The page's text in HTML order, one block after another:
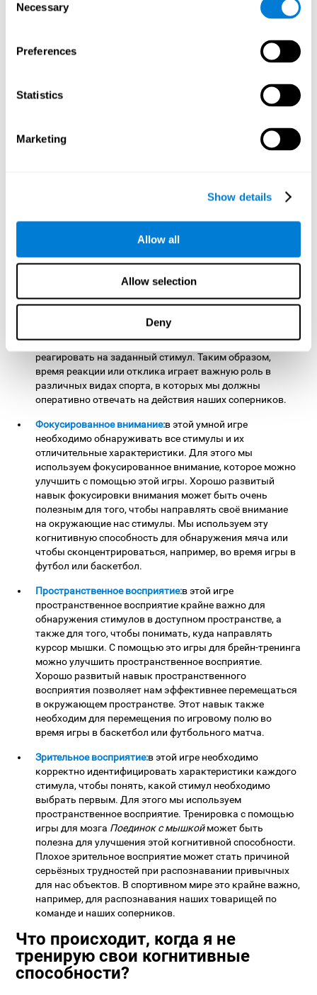
Selection
Necessary
Preferences
Statistics
Marketing
Show details
Allow all
Allow selection
Deny
мы должны оперативно адаптироваться к перемене
когнитивные способности:
Мониторинг:
для достижения цели нам необходимо
убедиться в том, что мы выполняем все требования, для
когнитивную способность. Хорошая способность к
мониторингу позволяет нам осознавать, когда мы
отклоняемся от наших целей. Мы используем этот
когнитивный навык, чтобы убедиться в том, что мы
действуем так, как планировали, например, в
соответствии с установленной игровой стратегией.
в этой развивающей игре время
ограничено, поэтому нам следует как можно быстрее
, мы стимулируем время реакции или отклика.
Укрепление этой способности позволяет нам быстрее
реагировать на заданный стимул. Таким образом,
время реакции или отклика играет важную роль в
различных видах спорта, в которых мы должны
оперативно отвечать на действия наших соперников.
Фокусированное внимание:в этой умной игре
необходимо обнаруживать все стимулы и их
отличительные характеристики. Для этого мы
используем фокусированное внимание, которое можно
улучшить с помощью этой игры. Хорошо развитый
навык фокусировки внимания может быть очень
полезным для того, чтобы направлять своё внимание
на окружающие нас стимулы. Мы используем эту
когнитивную способность для обнаружения мяча или
чтобы сконцентрироваться, например, во время игры в
футбол или баскетбол.
Пространственное восприятие:в этой игре
пространственное восприятие крайне важно для
обнаружения стимулов в доступном пространстве, а
также для того, чтобы понимать, куда направлять
курсор мышки. С помощью это игры для брейн-тренинга
можно улучшить пространственное восприятие.
Хорошо развитый навык пространственного
восприятия позволяет нам эффективнее перемещаться
в окружающем пространстве. Этот навык также
необходим для перемещения по игровому полю во
время игры в баскетбол или футбольного матча.
Зрительное восприятие:в этой игре необходимо
корректно идентифицировать характеристики каждого
стимула, чтобы понять, какой стимул необходимо
выбрать первым. Для этого мы используем
пространственное восприятие. Тренировка с помощью
игры для мозга Поединок с мышкойможет быть
полезна для улучшения этой когнитивной способности.
Плохое зрительное восприятие может стать причиной
серьёзных трудностей при распознавании привычных
для нас объектов. В спортивном мире это крайне важно,
например, для распознавания наших товарищей по
команде и наших соперников.
Что происходит, когда я не
тренирую свои когнитивные
способности?